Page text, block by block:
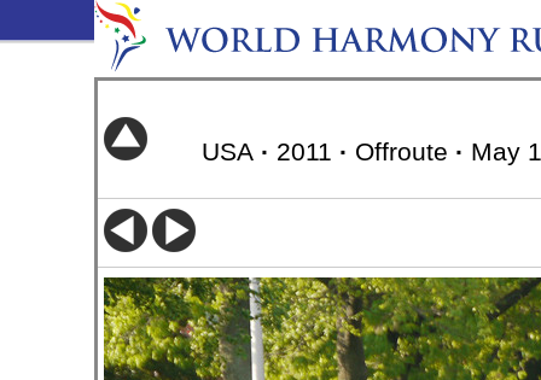
USA · 2011 · Offroute · May 1